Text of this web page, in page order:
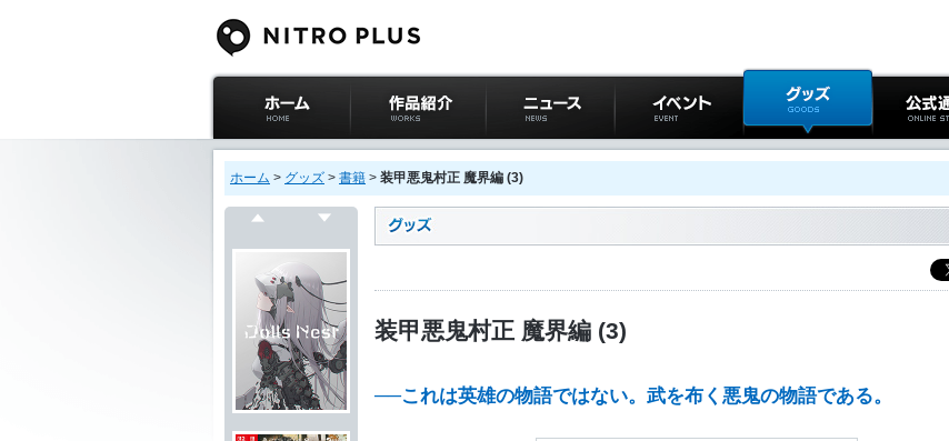
ニトロプラス公式
サイト ホーム
作品紹介 ニュース イベント グッズ 公式通販
ホーム > グッズ > 書籍 > 装甲悪鬼村正 魔界編 (3)
装甲悪鬼村正 魔界編 (3)
──これは英雄の物語ではない。武を布く悪鬼の物語である。